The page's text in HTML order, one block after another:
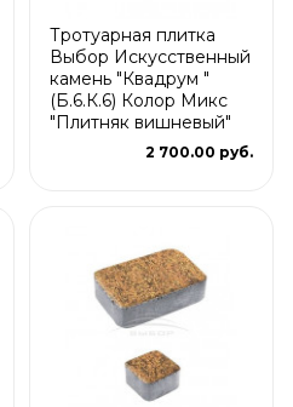
Тротуарная плитка
Выбор Искусственный
камень "Квадрум "
(Б.6.К.6) Колор Микс
"Плитняк вишневый"
2 700.00 руб.